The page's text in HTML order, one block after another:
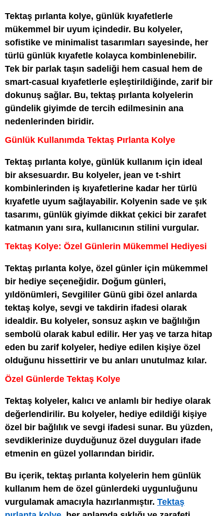
Tektaş pırlanta kolye, günlük kıyafetlerle
mükemmel bir uyum içindedir. Bu kolyeler,
sofistike ve minimalist tasarımları sayesinde, her
türlü günlük kıyafetle kolayca kombinlenebilir.
Tek bir parlak taşın sadeliği hem casual hem de
smart-casual kıyafetlerle eşleştirildiğinde, zarif bir
dokunuş sağlar. Bu, tektaş pırlanta kolyelerin
gündelik giyimde de tercih edilmesinin ana
nedenlerinden biridir.
Günlük Kullanımda Tektaş Pırlanta Kolye
Tektaş pırlanta kolye, günlük kullanım için ideal
bir aksesuardır. Bu kolyeler, jean ve t-shirt
kombinlerinden iş kıyafetlerine kadar her türlü
kıyafetle uyum sağlayabilir. Kolyenin sade ve şık
tasarımı, günlük giyimde dikkat çekici bir zarafet
katmanın yanı sıra, kullanıcının stilini vurgular.
Tektaş Kolye: Özel Günlerin Mükemmel Hediyesi
Tektaş pırlanta kolye, özel günler için mükemmel
bir hediye seçeneğidir. Doğum günleri,
yıldönümleri, Sevgililer Günü gibi özel anlarda
tektaş kolye, sevgi ve takdirin ifadesi olarak
idealdir. Bu kolyeler, sonsuz aşkın ve bağlılığın
sembolü olarak kabul edilir. Her yaş ve tarza hitap
eden bu zarif kolyeler, hediye edilen kişiye özel
olduğunu hissettirir ve bu anları unutulmaz kılar.
Özel Günlerde Tektaş Kolye
Tektaş kolyeler, kalıcı ve anlamlı bir hediye olarak
değerlendirilir. Bu kolyeler, hediye edildiği kişiye
özel bir bağlılık ve sevgi ifadesi sunar. Bu yüzden,
sevdiklerinize duyduğunuz özel duyguları ifade
etmenin en güzel yollarından biridir.
Bu içerik, tektaş pırlanta kolyelerin hem günlük
kullanım hem de özel günlerdeki uygunluğunu
vurgulamak amacıyla hazırlanmıştır. Tektaş